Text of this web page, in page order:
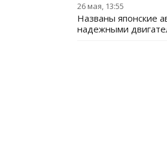
26 мая, 13:55
Названы японские
надежными